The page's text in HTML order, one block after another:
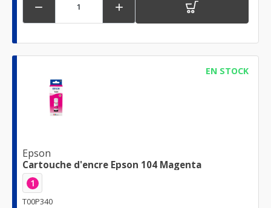
 
EN STOCK
Epson
Cartouche d'encre Epson 104 Magenta
1
T00P340